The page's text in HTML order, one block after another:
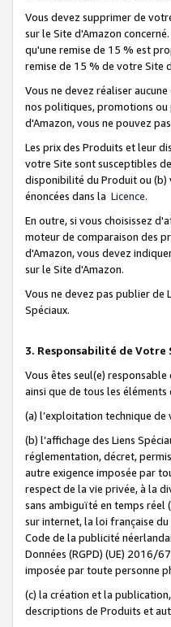
Vous devez supprimer de
sur le Site d'Amazon
qu'une remise de 15 % est
remise de 15 % de votre Site
Vous ne devez réaliser
nos politiques, promotions ou
d'Amazon, vous ne pouvez
Les prix des Produits et leur
votre Site sont susceptibles
disponibilité du Produit ou (b)
énoncées dans la Licence.
En outre, si vous choisissez
moteur de comparaison des
d'Amazon, vous devez
sur le Site d'Amazon.
Vous ne devez pas publier de
Spéciaux.
3. Responsabilité de Votre
Vous êtes seul(e)
ainsi que de tous les
(a) l’exploitation technique
(b) l’affichage des Liens
réglementation, décret,
autre exigence imposée par
respect de la vie privée, à la
sans ambiguïté en temps réel
sur internet, la loi française
Code de la publicité
Données (RGPD) (UE) 2016/
imposée par toute personne
(c) la création et la
descriptions de Produits et